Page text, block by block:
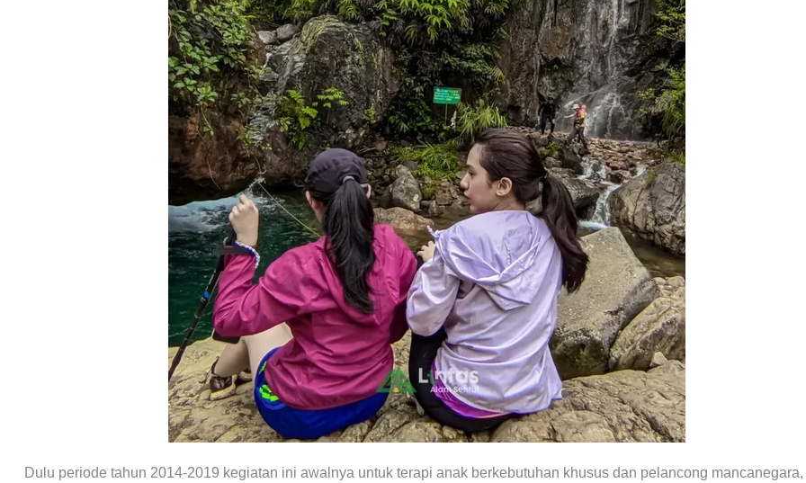
Dulu periode tahun 2014-2019 kegiatan ini awalnya untuk terapi anak berkebutuhan khusus dan pelancong mancanegara,